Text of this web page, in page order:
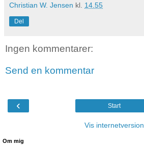
Christian W. Jensen kl. 14.55
Del
Ingen kommentarer:
Send en kommentar
‹ Start
Vis internetversion
Om mig